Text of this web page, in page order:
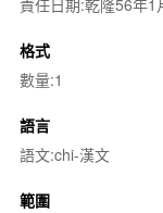
格式
數量:1
語言
語文:chi-漢文
範圍